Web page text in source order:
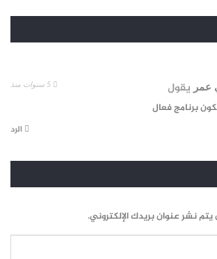
عمر يقول
برنامج فعال
الرد
يتم نشر عنوان بريدك الإلكتروني.